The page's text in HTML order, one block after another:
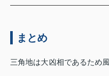
まとめ
三角地は大凶相であるため